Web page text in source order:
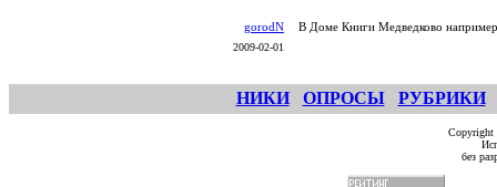
gorodN
2009-02-01
В Доме Книги Медведково
НИКИ ОПРОСЫ РУБРИКИ
без